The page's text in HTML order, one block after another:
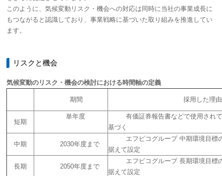
このように、気候変動リスク・機会への対応は同時に当社の事業成長に
もつながると認識しており、事業戦略に基づいた取り組みを推進してい
ます。
リスクと機会
気候変動のリスク・機会の検討における時間軸の定義
期間 採用した理由
短期
単年度
有価証券報告書などで使用されて
基づく
中期 2030年度まで
エフピコグループ 中期環境目標
据えて設定
長期 2050年度まで
エフピコグループ 長期環境目標
据えて設定